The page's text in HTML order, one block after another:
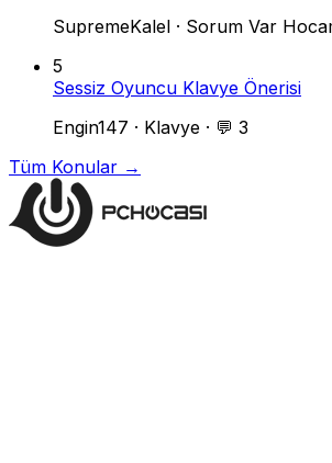
SupremeKalel · Sorum Var
5
Sessiz Oyuncu Klavye Önerisi
Engin147 · Klavye · 💬 3
Tüm Konular →